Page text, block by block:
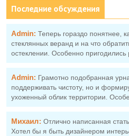
Последние обсуждения
Admin: Теперь гораздо понятнее,
стеклянных веранд и на что
остеклении. Особенно
Admin: Грамотно подобранная
поддерживать чистоту, но и
ухоженный облик территории.
Михаил: Отлично написанная
Хотел бы я быть дизайнером